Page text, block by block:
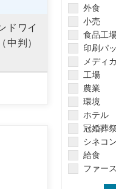
ドワイ
判）
外食
小売
食品工
印刷パ
メディ
工場
農業
環境
ホテル
冠婚葬祭
シネコン
給食
ファー